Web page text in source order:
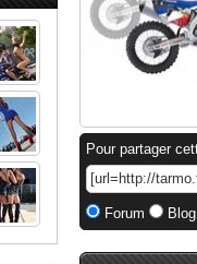
Pour partager
Forum